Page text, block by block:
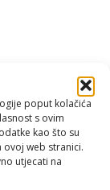
poput kolačića
s ovim
kao što su
ovoj web stranici.
utjecati na
126
9